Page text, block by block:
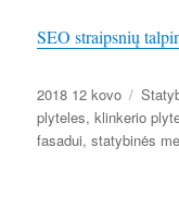
SEO straipsnių
Paskelbta
2018 12 kovo
plyteles,klinkerio
fasadui,statybinės